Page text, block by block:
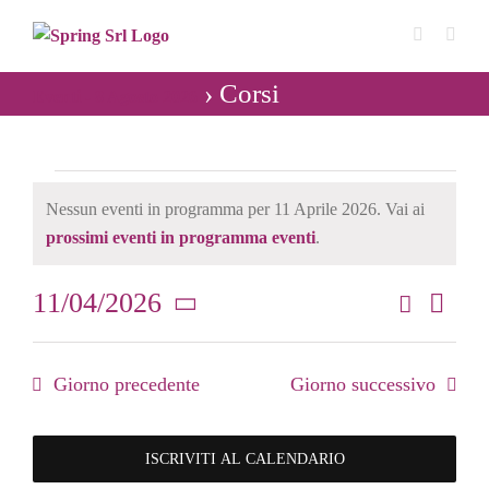
contenuto
› Corsi
Eventi
for
11
Aprile
2026
Notice
Nessun eventi in programma per 11 Aprile 2026. Vai ai
prossimi eventi in programma eventi.
Eventi
e
viste
Cerca
Viste
Giorno
11/04/2026
Seleziona
data.
Giorno precedente Giorno successivo
ISCRIVITI AL CALENDARIO